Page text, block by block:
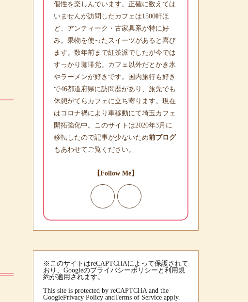
個性を楽しんでいます。正確に数えては
いませんが訪問したカフェは1500軒ほ
ど、アンティーク・古家具系が特に好
み。果物を使ったスイーツがあると喜び
ます。数年前まで紅茶派でしたが今では
すっかり珈琲党。カフェ以外だとかき氷
やラーメンが好きです。国内旅行も好き
で46都道府県に訪問歴があり、旅先でも
休憩がてらカフェに立ち寄ります。現在
はコロナ禍により車移動にて埼玉カフェ
開拓強化中。このサイトは2020年3月に
移転したので記事が少ないため前ブログ
もあわせてご覧ください。
【Follow Me】
※このサイトはreCAPTCHAによって保護されて
おり、Googleのプライバシーポリシーと利用規
約が適用されます。
This site is protected by reCAPTCHA and the
GooglePrivacy Policy andTerms of Service apply.